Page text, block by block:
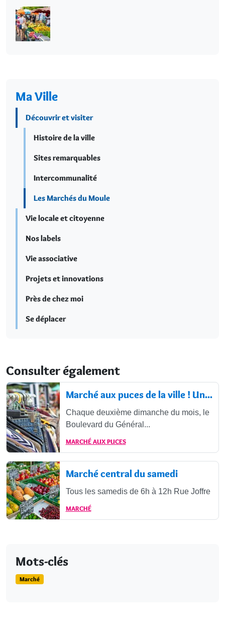
Ma Ville
Découvrir et visiter
Histoire de la ville
Sites remarquables
Intercommunalité
Les Marchés du Moule
Vie locale et citoyenne
Nos labels
Vie associative
Projets et innovations
Près de chez moi
Se déplacer
Consulter également
Marché aux puces de la ville ! Un...
Chaque deuxième dimanche du mois, le
Boulevard du Général...
MARCHÉ AUX PUCES
Marché central du samedi
Tous les samedis de 6h à 12h Rue Joffre
MARCHÉ
Mots-clés
Marché